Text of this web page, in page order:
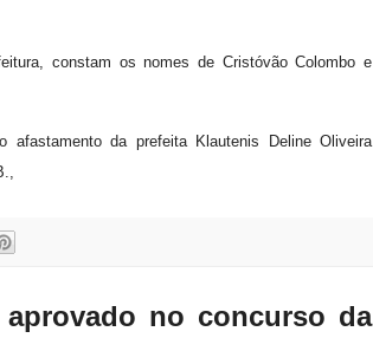
constam os nomes de Cristóvão Colombo e
da prefeita Klautenis Deline Oliveira
no concurso da